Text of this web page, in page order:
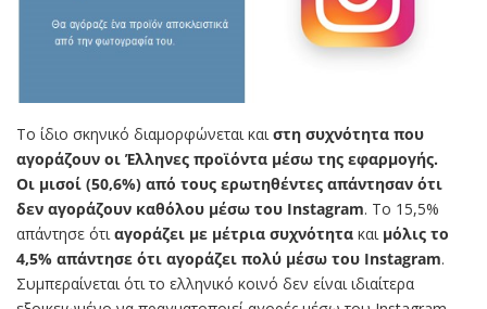
Το ίδιο σκηνικό διαμορφώνεται καιστη συχνότητα που
αγοράζουν οι Έλληνες προϊόντα μέσω της εφαρμογής.
Οι μισοί (50,6%) από τους ερωτηθέντες απάντησαν ότι
δεν αγοράζουν καθόλου μέσω του Instagram. To 15,5%
απάντησε ότιαγοράζει με μέτρια συχνότητα και μόλις το
4,5% απάντησε ότι αγοράζει πολύ μέσω του Instagram.
Συμπεραίνεται ότι το ελληνικό κοινό δεν είναι ιδιαίτερα